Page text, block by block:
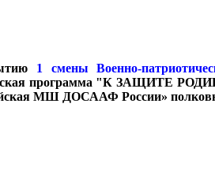
1 смены Военно-
программа "К ЗАЩИТЕ
МШ ДОСААФ России»